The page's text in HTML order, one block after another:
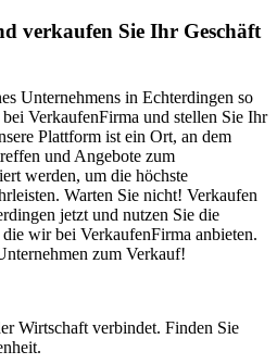
verkaufen Sie Ihr Geschäft
Unternehmens in Echterdingen so
VerkaufenFirma und stellen Sie Ihr
Plattform ist ein Ort, an dem
und Angebote zum
werden, um die höchste
Warten Sie nicht! Verkaufen
jetzt und nutzen Sie die
wir bei VerkaufenFirma anbieten.
zum Verkauf!
Wirtschaft verbindet. Finden Sie